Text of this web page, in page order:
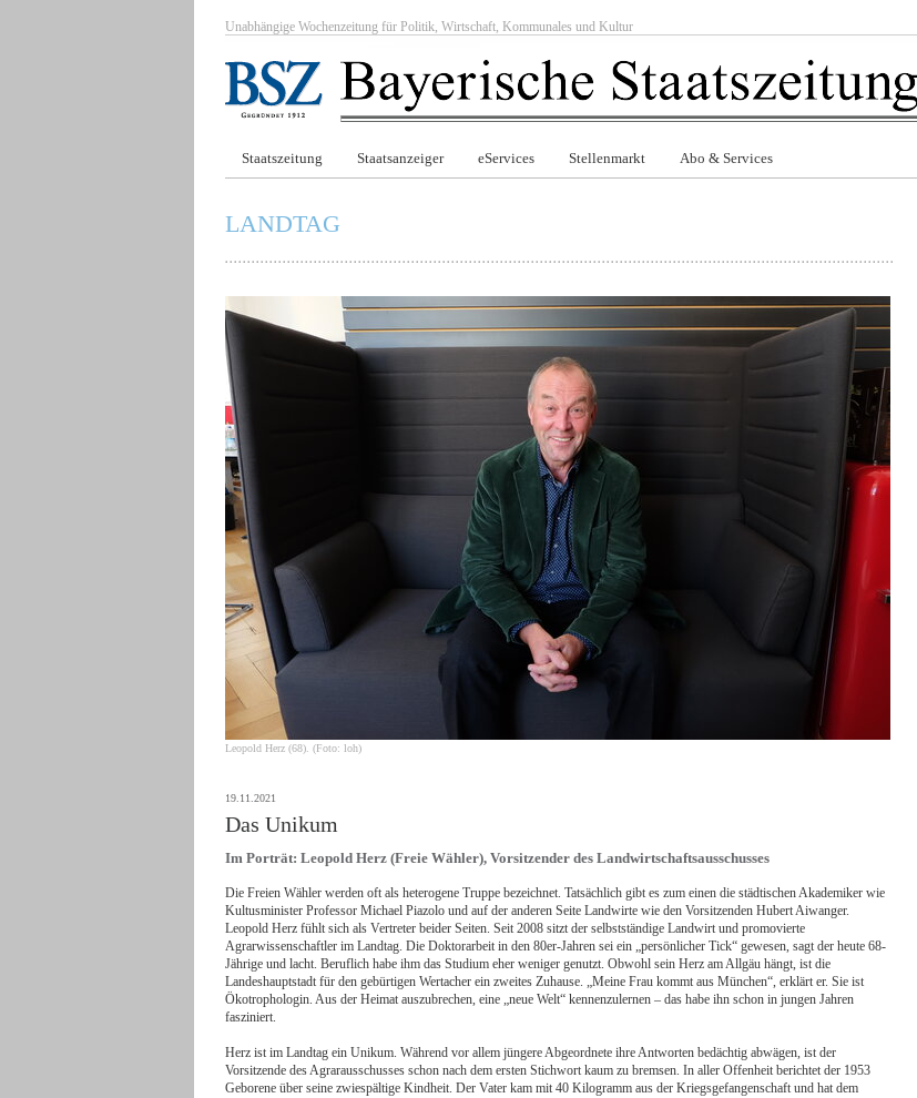
Unabhängige Wochenzeitung für Politik, Wirtschaft, Kommunales und Kultur
Staatszeitung Staatsanzeiger eServices Stellenmarkt Abo & Services
LANDTAG
Leopold Herz (68). (Foto: loh)
19.11.2021
Das Unikum
Im Porträt: Leopold Herz (Freie Wähler), Vorsitzender des Landwirtschaftsausschusses
Die Freien Wähler werden oft als heterogene Truppe bezeichnet. Tatsächlich gibt es zum einen die städtischen Akademiker wie
Kultusminister Professor Michael Piazolo und auf der anderen Seite Landwirte wie den Vorsitzenden Hubert Aiwanger.
Leopold Herz fühlt sich als Vertreter beider Seiten. Seit 2008 sitzt der selbstständige Landwirt und promovierte
Agrarwissenschaftler im Landtag. Die Doktorarbeit in den 80er-Jahren sei ein „persönlicher Tick“ gewesen, sagt der heute 68-
Jährige und lacht. Beruflich habe ihm das Studium eher weniger genutzt. Obwohl sein Herz am Allgäu hängt, ist die
Landeshauptstadt für den gebürtigen Wertacher ein zweites Zuhause. „Meine Frau kommt aus München“, erklärt er. Sie ist
Ökotrophologin. Aus der Heimat auszubrechen, eine „neue Welt“ kennenzulernen – das habe ihn schon in jungen Jahren
fasziniert.
Herz ist im Landtag ein Unikum. Während vor allem jüngere Abgeordnete ihre Antworten bedächtig abwägen, ist der
Vorsitzende des Agrarausschusses schon nach dem ersten Stichwort kaum zu bremsen. In aller Offenheit berichtet der 1953
Geborene über seine zwiespältige Kindheit. Der Vater kam mit 40 Kilogramm aus der Kriegsgefangenschaft und hat dem